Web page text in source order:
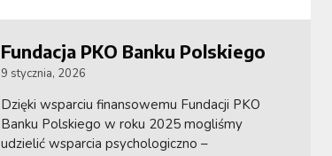
Fundacja PKO Banku Polskiego
9 stycznia, 2026
Dzięki wsparciu finansowemu Fundacji PKO
Banku Polskiego w roku 2025 mogliśmy
udzielić wsparcia psychologiczno –